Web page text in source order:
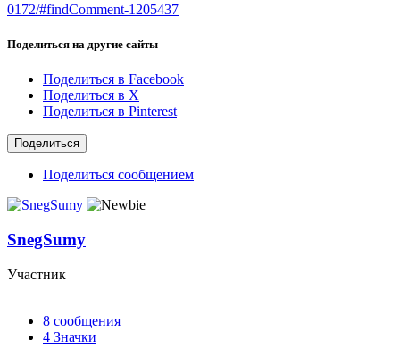
0172/#findComment-1205437
Поделиться на другие сайты
Поделиться в Facebook
Поделиться в X
Поделиться в Pinterest
Поделиться
Поделиться сообщением
SnegSumy
Участник
8 сообщения
4 Значки